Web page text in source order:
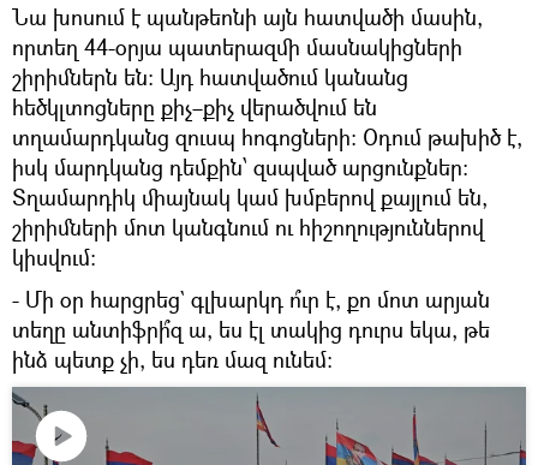
Նա խոսում է պանթեոնի այն հատվածի մասին,
որտեղ 44-օրյա պատերազմի մասնակիցների
շիրիմներն են։ Այդ հատվածում կանանց
հեծկլտոցները քիչ–քիչ վերածվում են
տղամարդկանց զուսպ հոգոցների։ Օդում թախիծ է,
իսկ մարդկանց դեմքին՝ զսպված արցունքներ։
Տղամարդիկ միայնակ կամ խմբերով քայլում են,
շիրիմների մոտ կանգնում ու հիշողություններով
կիսվում։
- Մի օր հարցրեց` գլխարկդ ո՞ւր է, քո մոտ արյան
տեղը անտիֆրի՞զ ա, ես էլ տակից դուրս եկա, թե
ինձ պետք չի, ես դեռ մազ ունեմ։